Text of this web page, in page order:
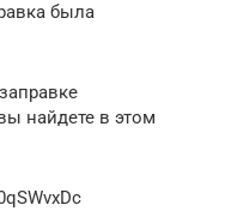
была
найдете в этом